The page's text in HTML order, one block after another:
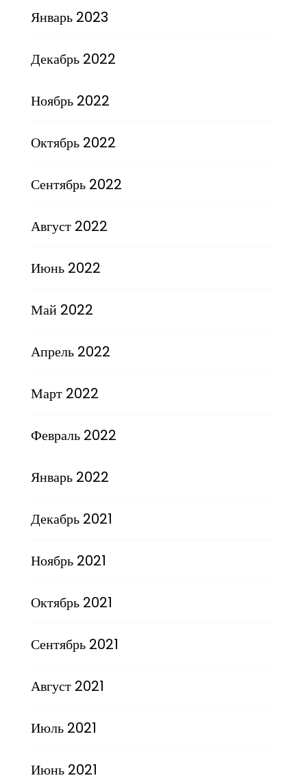
Январь 2023
Декабрь 2022
Ноябрь 2022
Октябрь 2022
Сентябрь 2022
Август 2022
Июнь 2022
Май 2022
Апрель 2022
Март 2022
Февраль 2022
Январь 2022
Декабрь 2021
Ноябрь 2021
Октябрь 2021
Сентябрь 2021
Август 2021
Июль 2021
Июнь 2021